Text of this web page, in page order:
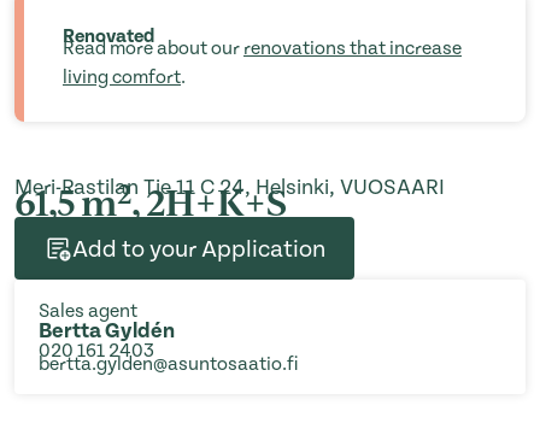
Renovated
Read more about our renovations that increase
living comfort.
Meri-Rastilan Tie 11 C 24, Helsinki, VUOSAARI
61,5 m2, 2H+K+S
Add to your Application
Sales agent
Bertta Gyldén
020 161 2403
bertta.gylden@asuntosaatio.fi